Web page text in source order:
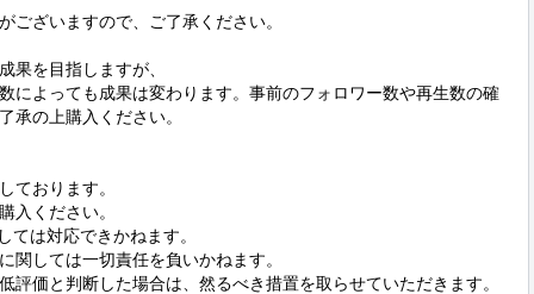
ざいますので、ご了承ください。
果を目指しますが、
によっても成果は変わります。事前のフォロワー数や再生数の確
承の上購入ください。
ております。
入ください。
ては対応できかねます。
関しては一切責任を負いかねます。
評価と判断した場合は、然るべき措置を取らせていただきます。